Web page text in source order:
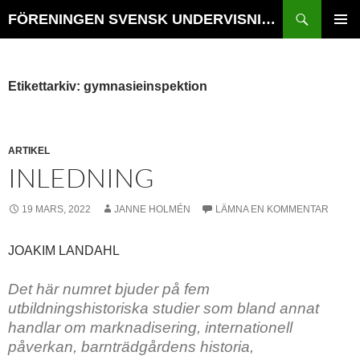
till
FÖRENINGEN SVENSK UNDERVISNINGSHISTORIA // TIDSKRIFTEN VÄGVAL i SKOLANS HISTORIA
Etikettarkiv: gymnasieinspektion
ARTIKEL
INLEDNING
19 MARS, 2022 JANNE HOLMÉN LÄMNA EN KOMMENTAR
JOAKIM LANDAHL
Det här numret bjuder på fem
utbildningshistoriska studier som bland annat
handlar om marknadisering, internationell
påverkan, barnträdgårdens historia,